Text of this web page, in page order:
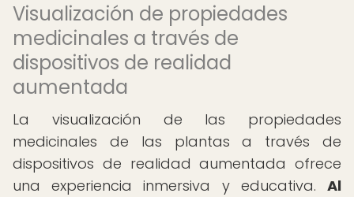
Visualización de propiedades
medicinales a través de
dispositivos de realidad
aumentada
La visualización de las propiedades
medicinales de las plantas a través de
dispositivos de realidad aumentada ofrece
una experiencia inmersiva y educativa. Al